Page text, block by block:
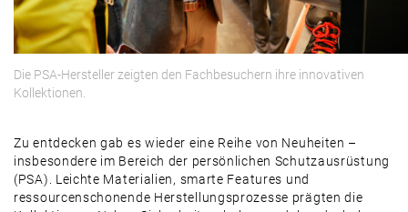
Die PSA-Hersteller zeigten den Fachbesuchern ihre innovativen
Kollektionen.
Zu entdecken gab es wieder eine Reihe von Neuheiten –
insbesondere im Bereich der persönlichen Schutzausrüstung
(PSA). Leichte Materialien, smarte Features und
ressourcenschonende Herstellungsprozesse prägten die